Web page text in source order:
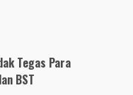
Tegas Para
BST